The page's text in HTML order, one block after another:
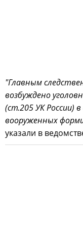
"Главным
возбуждено
(ст.205 УК России)
вооруженных
указали в